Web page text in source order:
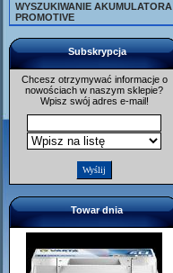
WYSZUKIWANIE AKUMULATORA
PROMOTIVE
Subskrypcja
Chcesz otrzymywać informacje o
nowościach w naszym sklepie?
Wpisz swój adres e-mail!
Towar dnia